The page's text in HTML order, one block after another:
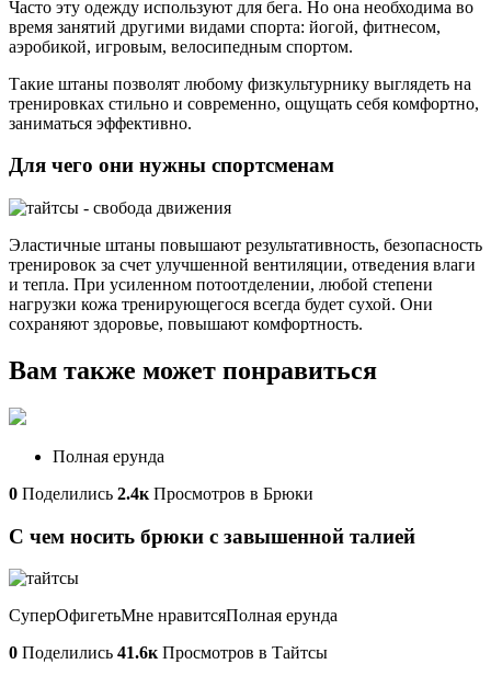
Часто эту одежду используют для бега. Но она необходима во
время занятий другими видами спорта: йогой, фитнесом,
аэробикой, игровым, велосипедным спортом.
Такие штаны позволят любому физкультурнику выглядеть на
тренировках стильно и современно, ощущать себя комфортно,
заниматься эффективно.
Для чего они нужны спортсменам
Эластичные штаны повышают результативность, безопасность
тренировок за счет улучшенной вентиляции, отведения влаги
и тепла. При усиленном потоотделении, любой степени
нагрузки кожа тренирующегося всегда будет сухой. Они
сохраняют здоровье, повышают комфортность.
Вам также может понравиться
Полная ерунда
0 Поделились 2.4к Просмотров в Брюки
С чем носить брюки с завышенной талией
СуперОфигетьМне нравитсяПолная ерунда
0 Поделились 41.6к Просмотров в Тайтсы